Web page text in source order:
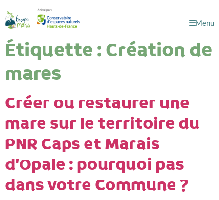
Menu
Étiquette :Création de
mares
Créer ou restaurer une
mare sur le territoire du
PNR Caps et Marais
d’Opale : pourquoi pas
dans votre Commune ?